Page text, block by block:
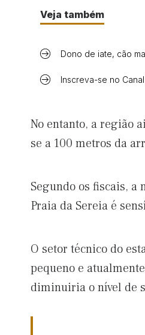
Veja também
Dono de iate, cão
Inscreva-se no
No entanto, a região
se a 100 metros da
Segundo os fiscais,
Praia da Sereia é
O setor técnico do
pequeno e
diminuiria o nível de